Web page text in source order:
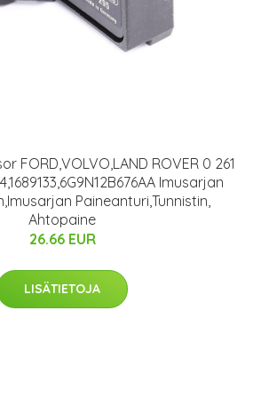
FORD,VOLVO,LAND ROVER 0 261
Imusarjan
Paineanturi,Tunnistin,
Ahtopaine
26.66 EUR
LISÄTIETOJA